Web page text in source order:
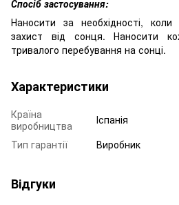
Спосіб застосування:
Наносити за необхідності,
захист від сонця. Наносити
тривалого перебування на сонці.
Характеристики
Країна
виробництва
Іспанія
Тип гарантії
Виробник
Відгуки